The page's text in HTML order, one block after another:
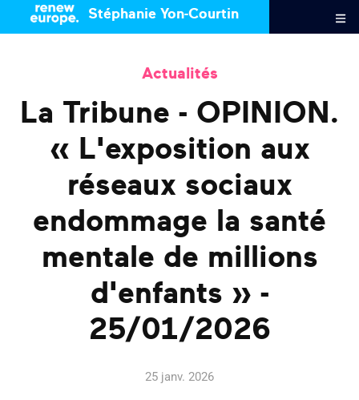
Stéphanie Yon-Courtin
Actualités
La Tribune - OPINION.
« L'exposition aux
réseaux sociaux
endommage la santé
mentale de millions
d'enfants » -
25/01/2026
25 janv. 2026